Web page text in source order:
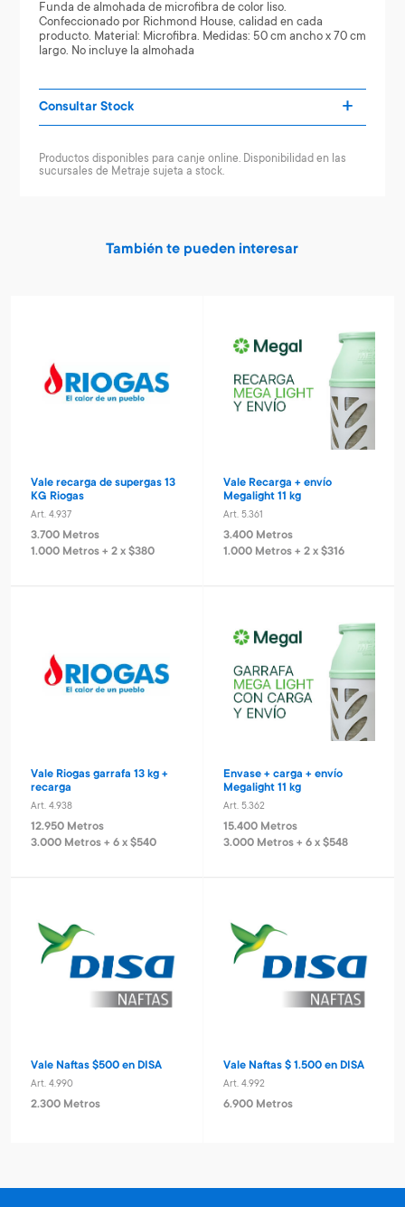
Funda de almohada de microfibra de color liso.
Confeccionado por Richmond House, calidad en cada
producto. Material: Microfibra. Medidas: 50 cm ancho x 70 cm
largo. No incluye la almohada
Consultar Stock
Productos disponibles para canje online. Disponibilidad en las
sucursales de Metraje sujeta a stock.
También te pueden interesar
Vale recarga de supergas 13
KG Riogas
Art. 4.937
3.700 Metros
1.000 Metros + 2 x $380
Vale Recarga + envío
Megalight 11 kg
Art. 5.361
3.400 Metros
1.000 Metros + 2 x $316
Vale Riogas garrafa 13 kg +
recarga
Art. 4.938
12.950 Metros
3.000 Metros + 6 x $540
Envase + carga + envío
Megalight 11 kg
Art. 5.362
15.400 Metros
3.000 Metros + 6 x $548
Vale Naftas $500 en DISA
Art. 4.990
2.300 Metros
Vale Naftas $ 1.500 en DISA
Art. 4.992
6.900 Metros